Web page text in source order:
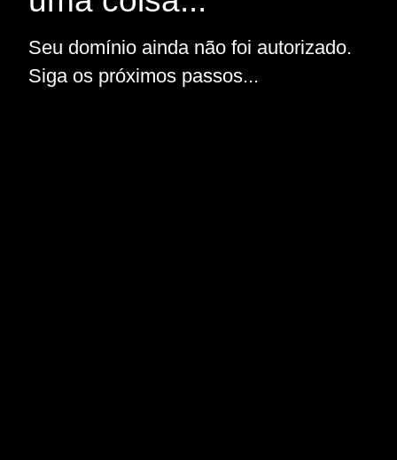
Seu domínio ainda não foi autorizado.
Siga os próximos passos...